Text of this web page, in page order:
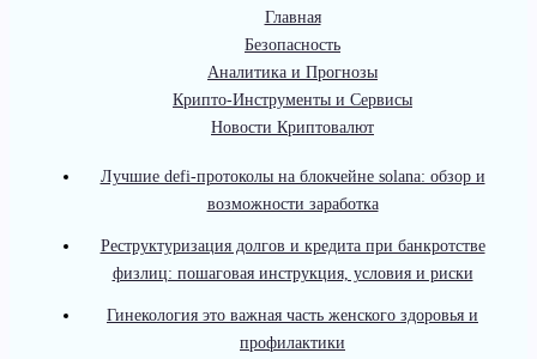
Главная
Безопасность
Аналитика и Прогнозы
Крипто-Инструменты и Сервисы
Новости Криптовалют
Лучшие defi-протоколы на блокчейне solana: обзор и
возможности заработка
Реструктуризация долгов и кредита при банкротстве
физлиц: пошаговая инструкция, условия и риски
Гинекология это важная часть женского здоровья и
профилактики